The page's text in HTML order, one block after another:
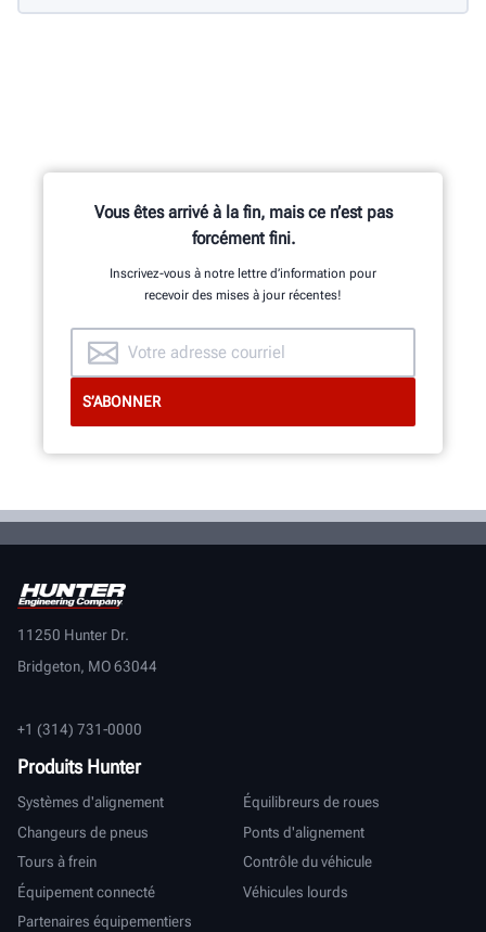
Vous êtes arrivé à la fin, mais ce n’est pas
forcément fini.
Inscrivez-vous à notre lettre d’information pour
recevoir des mises à jour récentes!
11250 Hunter Dr.
Bridgeton, MO 63044
+1 (314) 731-0000
Produits Hunter
Systèmes d'alignement
Équilibreurs de roues
Changeurs de pneus
Ponts d'alignement
Tours à frein
Contrôle du véhicule
Équipement connecté
Véhicules lourds
Partenaires équipementiers